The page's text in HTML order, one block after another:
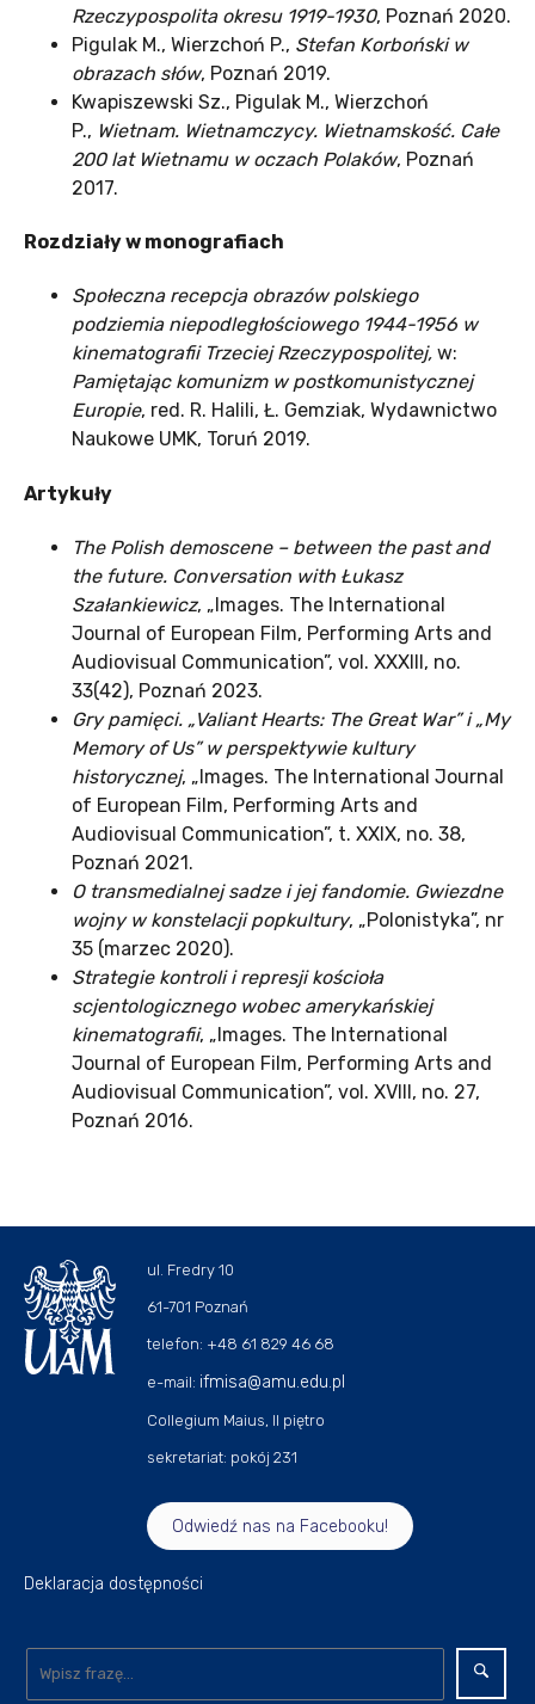
Rzeczypospolita okresu 1919-1930, Poznań 2020.
Pigulak M., Wierzchoń P., Stefan Korboński w
obrazach słów, Poznań 2019.
Kwapiszewski Sz., Pigulak M., Wierzchoń
P., Wietnam. Wietnamczycy. Wietnamskość. Całe
200 lat Wietnamu w oczach Polaków, Poznań
2017.
Rozdziały w monografiach
Społeczna recepcja obrazów polskiego
podziemia niepodległościowego 1944-1956 w
kinematografii Trzeciej Rzeczypospolitej, w:
Pamiętając komunizm w postkomunistycznej
Europie, red. R. Halili, Ł. Gemziak, Wydawnictwo
Naukowe UMK, Toruń 2019.
Artykuły
The Polish demoscene – between the past and
the future. Conversation with Łukasz
Szałankiewicz, „Images. The International
Journal of European Film, Performing Arts and
Audiovisual Communication”, vol. XXXIII, no.
33(42), Poznań 2023.
Gry pamięci. „Valiant Hearts: The Great War” i „My
Memory of Us” w perspektywie kultury
historycznej, „Images. The International Journal
of European Film, Performing Arts and
Audiovisual Communication”, t. XXIX, no. 38,
Poznań 2021.
O transmedialnej sadze i jej fandomie. Gwiezdne
wojny w konstelacji popkultury, „Polonistyka”, nr
35 (marzec 2020).
Strategie kontroli i represji kościoła
scjentologicznego wobec amerykańskiej
kinematografii, „Images. The International
Journal of European Film, Performing Arts and
Audiovisual Communication”, vol. XVIII, no. 27,
Poznań 2016.
ul. Fredry 10
61-701 Poznań
telefon: +48 61 829 46 68
e-mail: ifmisa@amu.edu.pl
Collegium Maius, II piętro
sekretariat: pokój 231
Odwiedź nas na Facebooku!
Deklaracja dostępności